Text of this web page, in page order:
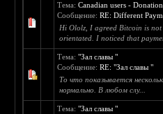
Тема:Canadian users -
Сообщение:RE: Different
Hi Ololz, I agreed Bitcoin is
orientated. I noticed that
Тема:"Зал славы "
Сообщение:RE: "Зал славы "
То что показывается
нормально. В любом слу...
Тема:"Зал славы "